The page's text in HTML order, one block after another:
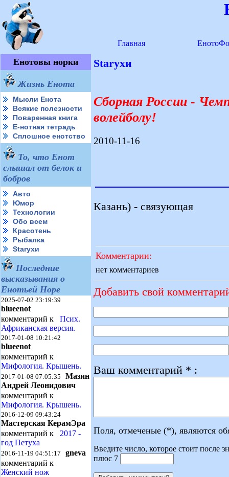
Главная
Енотовы норки
Жизнь Енота
Мысли Енота
Всякие полезности
Поваренная книга
Е-нотная тетрадь
Сплошное енотство
То, что Енот
слышал от белок и
бобров
Авто
Юмор
Технологии
Обо всем
Красотень
Рыбалка
Starухи
Последние
высказывания о
Енотьей Норе
2025-07-02 23:19:39
blueenot
комментарий к Псих.
Африканская версия.
2017-01-08 10:21:42
blueenot
комментарий к
Мифология. Крышень.
2017-01-08 07:05:35 Мазин
Андрей Леонидович
комментарий к
Мифология. Крышень.
2016-12-09 09:43:24
Мастерская КерамЭра
комментарий к 2017 -
год Петуха
2016-11-19 04:51:17 gneva
комментарий к
Женский нож
Starухи
Сборная России -
волейболу!
2010-11-16
Казань) - связующая
Комментарии:
нет комментариев
Добавить свой
Ваш комментарий * :
Поля, отмеченые (*), являются
Введите число, которое стоит после
плюс 7